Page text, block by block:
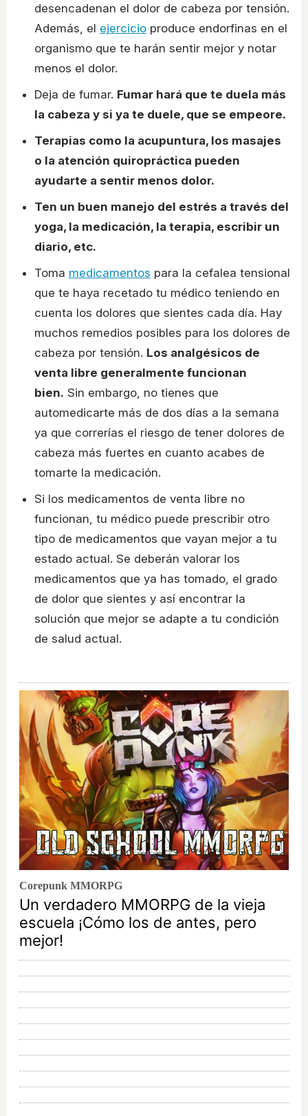
desencadenan el dolor de cabeza por tensión.
Además, el ejercicio produce endorfinas en el
organismo que te harán sentir mejor y notar
menos el dolor.
Deja de fumar. Fumar hará que te duela más
la cabeza y si ya te duele, que se empeore.
Terapias como la acupuntura, los masajes
o la atención quiropráctica pueden
ayudarte a sentir menos dolor.
Ten un buen manejo del estrés a través del
yoga, la medicación, la terapia, escribir un
diario, etc.
Toma medicamentos para la cefalea tensional
que te haya recetado tu médico teniendo en
cuenta los dolores que sientes cada día. Hay
muchos remedios posibles para los dolores de
cabeza por tensión. Los analgésicos de
venta libre generalmente funcionan
bien. Sin embargo, no tienes que
automedicarte más de dos días a la semana
ya que correrías el riesgo de tener dolores de
cabeza más fuertes en cuanto acabes de
tomarte la medicación.
Si los medicamentos de venta libre no
funcionan, tu médico puede prescribir otro
tipo de medicamentos que vayan mejor a tu
estado actual. Se deberán valorar los
medicamentos que ya has tomado, el grado
de dolor que sientes y así encontrar la
solución que mejor se adapte a tu condición
de salud actual.
Corepunk MMORPG
Un verdadero MMORPG de la vieja
escuela ¡Cómo los de antes, pero
mejor!